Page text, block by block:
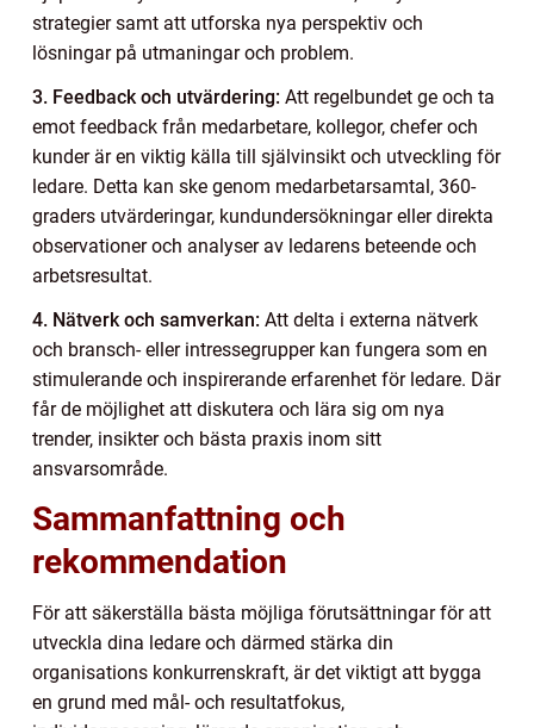
strategier samt att utforska nya perspektiv och
lösningar på utmaningar och problem.
3. Feedback och utvärdering: Att regelbundet ge och ta
emot feedback från medarbetare, kollegor, chefer och
kunder är en viktig källa till självinsikt och utveckling för
ledare. Detta kan ske genom medarbetarsamtal, 360-
graders utvärderingar, kundundersökningar eller direkta
observationer och analyser av ledarens beteende och
arbetsresultat.
4. Nätverk och samverkan: Att delta i externa nätverk
och bransch- eller intressegrupper kan fungera som en
stimulerande och inspirerande erfarenhet för ledare. Där
får de möjlighet att diskutera och lära sig om nya
trender, insikter och bästa praxis inom sitt
ansvarsområde.
Sammanfattning och
rekommendation
För att säkerställa bästa möjliga förutsättningar för att
utveckla dina ledare och därmed stärka din
organisations konkurrenskraft, är det viktigt att bygga
en grund med mål- och resultatfokus,